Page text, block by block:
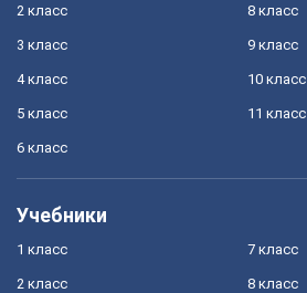
2 класс
3 класс
4 класс
5 класс
6 класс
8 класс
9 класс
10 класс
11 класс
Учебники
1 класс
2 класс
7 класс
8 класс